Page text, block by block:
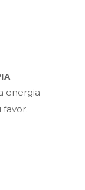
energia
favor.